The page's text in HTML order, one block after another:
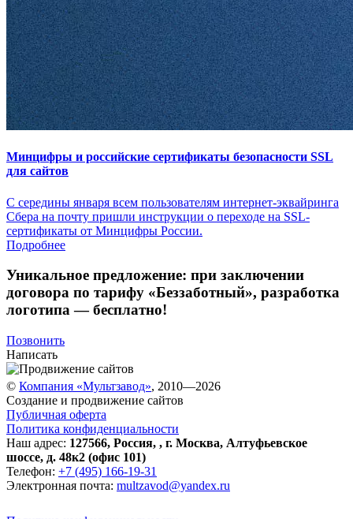
Минцифры и российские сертификаты безопасности SSL
для сайтов
С середины января всем пользователям интернет-эквайринга
Сбера на почту пришли инструкции о переходе на SSL-
сертификаты от Минцифры России.
Подробнее
Уникальное предложение: при заключении
договора по тарифу «Беззаботный», разработка
логотипа — бесплатно!
Позвонить
Написать
© Компания «Мультзавод», 2010—2026
Создание и продвижение сайтов
Публичная оферта
Политика конфиденциальности
Наш адрес: 127566, Россия, , г. Москва, Алтуфьевское
шоссе, д. 48к2 (офис 101)
Телефон: +7 (495) 166-19-31
Электронная почта: multzavod@yandex.ru